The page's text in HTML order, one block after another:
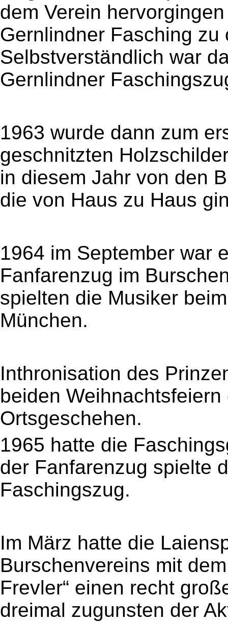
dem Verein
Gernlindner Fasching zu
Selbstverständlich war
Gernlindner
1963 wurde dann zum
geschnitzten
in diesem Jahr von den
die von Haus zu Haus
1964 im September war
Fanfarenzug im
spielten die Musiker
München.
Inthronisation des
beiden
Ortsgeschehen.
1965 hatte die
der Fanfarenzug spielte
Faschingszug.
Im März hatte die
Burschenvereins mit
Frevler“ einen recht
dreimal zugunsten der